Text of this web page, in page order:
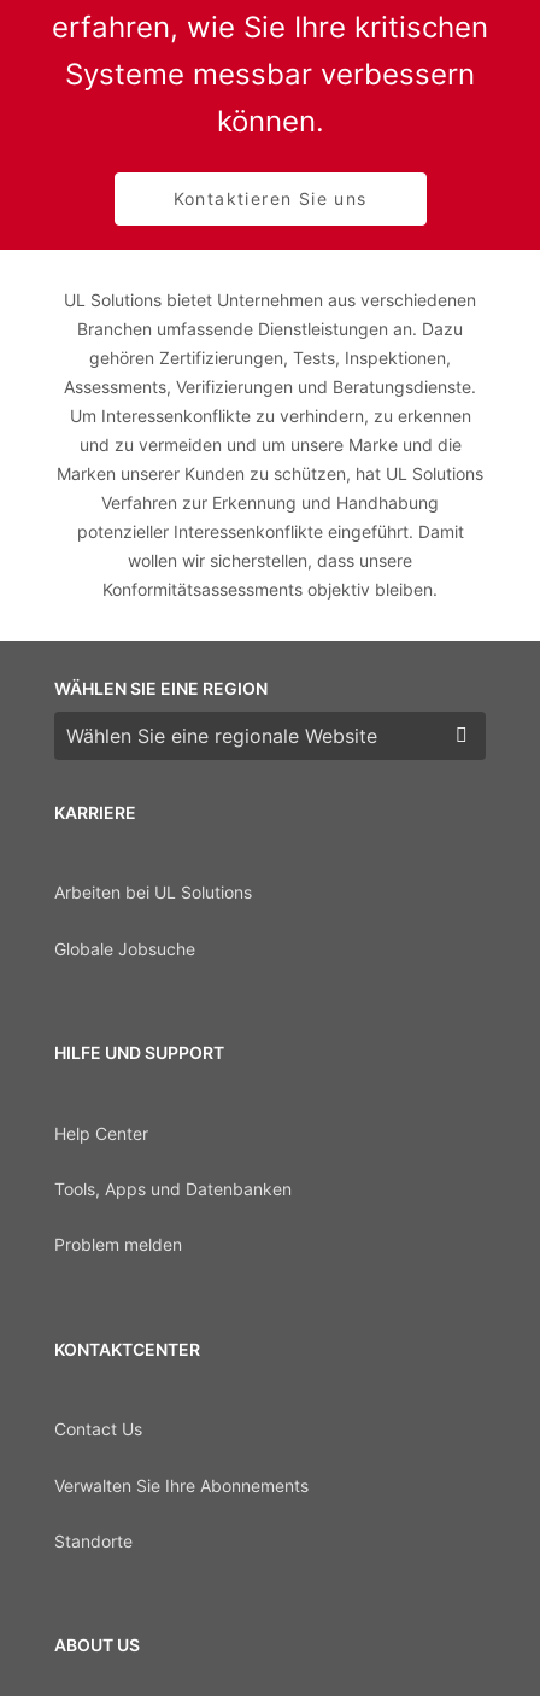
erfahren, wie Sie Ihre kritischen
Systeme messbar verbessern
können.
Kontaktieren Sie uns
UL Solutions bietet Unternehmen aus verschiedenen
Branchen umfassende Dienstleistungen an. Dazu
gehören Zertifizierungen, Tests, Inspektionen,
Assessments, Verifizierungen und Beratungsdienste.
Um Interessenkonflikte zu verhindern, zu erkennen
und zu vermeiden und um unsere Marke und die
Marken unserer Kunden zu schützen, hat UL Solutions
Verfahren zur Erkennung und Handhabung
potenzieller Interessenkonflikte eingeführt. Damit
wollen wir sicherstellen, dass unsere
Konformitätsassessments objektiv bleiben.
KARRIERE
Arbeiten bei UL Solutions
Globale Jobsuche
HILFE UND SUPPORT
Help Center
Tools, Apps und Datenbanken
Problem melden
KONTAKTCENTER
Contact Us
Verwalten Sie Ihre Abonnements
Standorte
ABOUT US
WÄHLEN SIE EINE REGION
Wählen Sie eine Region